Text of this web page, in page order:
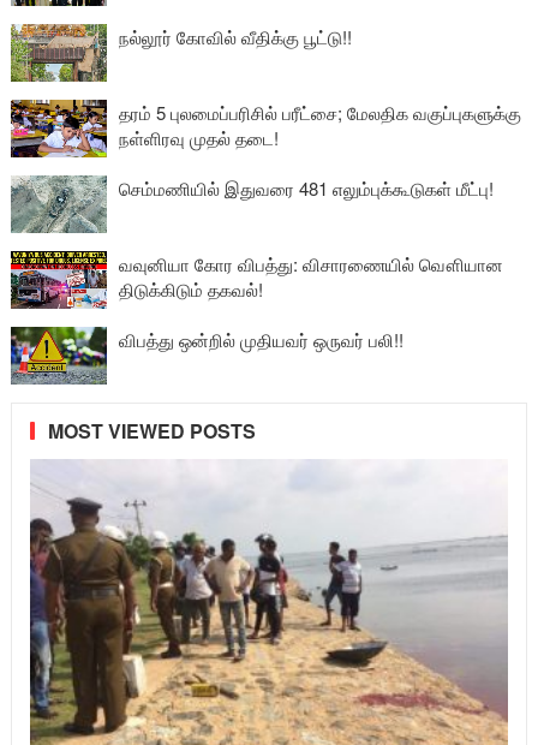
நல்லூர் கோவில் வீதிக்கு பூட்டு!!
தரம் 5 புலமைப்பரிசில் பரீட்சை; மேலதிக வகுப்புகளுக்கு
நள்ளிரவு முதல் தடை!
செம்மணியில் இதுவரை 481 எலும்புக்கூடுகள் மீட்பு!
வவுனியா கோர விபத்து: விசாரணையில் வௌியான
திடுக்கிடும் தகவல்!
விபத்து ஒன்றில் முதியவர் ஒருவர் பலி!!
MOST VIEWED POSTS